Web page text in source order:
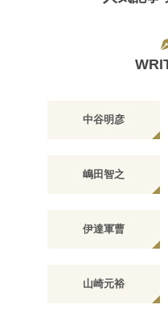
中谷明彦
嶋田智之
伊達軍曹
山崎元裕